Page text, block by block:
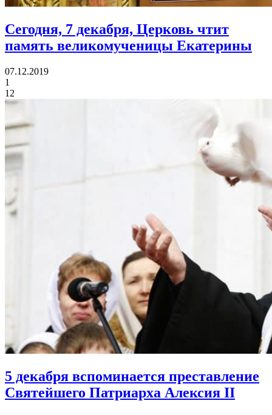
Сегодня, 7 декабря, Церковь чтит
память великомученицы Екатерины
07.12.2019
1
12
5 декабря вспоминается преставление
Святейшего Патриарха Алексия II